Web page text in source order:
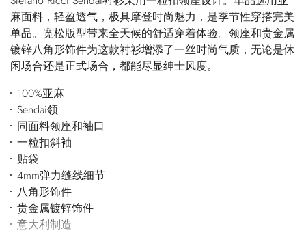
麻面料，轻盈透气，极具摩登时尚魅力，是季节性穿搭完美
单品。宽松版型带来全天候的舒适穿着体验。领座和贵金属
镀锌八角形饰件为这款衬衫增添了一丝时尚气质，无论是休
闲场合还是正式场合，都能尽显绅士风度。
100%亚麻
Sendai领
同面料领座和袖口
一粒扣斜袖
贴袋
4mm弹力缝线细节
八角形饰件
贵金属镀锌饰件
意大利制造